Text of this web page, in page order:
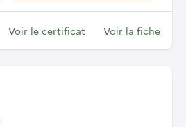
Voir le certificat Voir la fiche